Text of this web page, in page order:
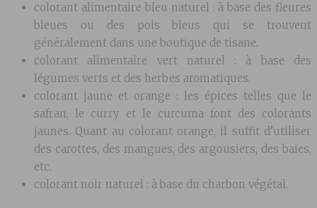
colorant alimentaire bleu naturel : à base des fleures
bleues ou des pois bleus qui se trouvent
généralement dans une boutique de tisane.
colorant alimentaire vert naturel : à base des
légumes verts et des herbes aromatiques.
colorant jaune et orange : les épices telles que le
safran, le curry et le curcuma font des colorants
jaunes. Quant au colorant orange, il suffit d’utiliser
des carottes, des mangues, des argousiers, des baies,
etc.
colorant noir naturel : à base du charbon végétal.